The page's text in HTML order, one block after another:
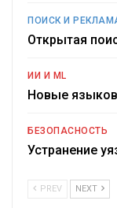
ПОИСК И
Открытая
ИИ И ML
Новые
БЕЗОПАСНОСТЬ
Устранение
PREV NEXT